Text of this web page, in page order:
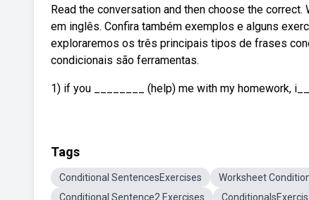
Read the conversation and then choose the
em inglês. Confira também exemplos e alguns
exploraremos os três principais tipos de frases
condicionais são ferramentas.
1) if you ________ (help) me with my homework,
Tags
Conditional SentencesExercises Worksheet
Conditional Sentence2 Exercises